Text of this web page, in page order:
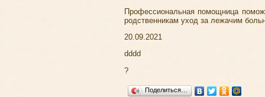
Профессиональная помощница
родственникам уход за лежачим
20.09.2021
dddd
?
Поделиться…